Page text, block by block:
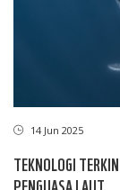
14 Jun 2025
TEKNOLOGI
PENGUASA LAUT